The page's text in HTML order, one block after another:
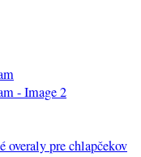
overaly pre chlapčekov